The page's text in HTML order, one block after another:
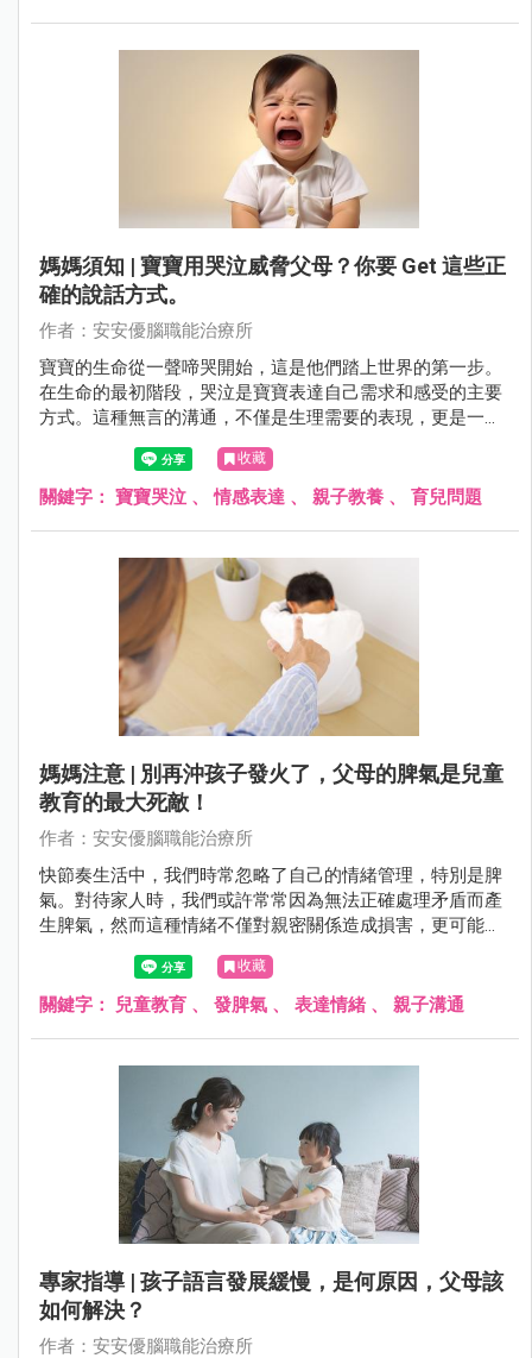
媽媽須知 | 寶寶用哭泣威脅父母？你要 Get 這些正
確的說話方式。
作者：安安優腦職能治療所
寶寶的生命從一聲啼哭開始，這是他們踏上世界的第一步。
在生命的最初階段，哭泣是寶寶表達自己需求和感受的主要
方式。這種無言的溝通，不僅是生理需要的表現，更是一種
自我語言訓練的基礎。從每天哭累計數小時到慢慢轉變為更
為複雜的情感表達，寶寶在這個過程中不僅學會了與世界互
動，還培養了一種基本的溝通能力。然而，隨著寶寶的成
一個值得注意的階段，因為過度縱容可能導致寶寶形成哭泣
的習慣，影響到他們未來的情感表達和應對能力。
收藏
關鍵字： 寶寶哭泣 、情感表達 、 親子教養 、 育兒問題
媽媽注意 | 別再沖孩子發火了，父母的脾氣是兒童
教育的最大死敵！
作者：安安優腦職能治療所
快節奏生活中，我們時常忽略了自己的情緒管理，特別是脾
氣。對待家人時，我們或許常常因為無法正確處理矛盾而產
生脾氣，然而這種情緒不僅對親密關係造成損害，更可能深
遠地影響到孩子的成長。透過溝通、真實面對情緒以及表達
情感的方式，可幫助建立更健康、穩定且和諧的家庭關係。
收藏
關鍵字： 兒童教育 、 發脾氣 、 表達情緒 、 親子溝通
專家指導 | 孩子語言發展緩慢，是何原因，父母該
如何解決？
作者：安安優腦職能治療所